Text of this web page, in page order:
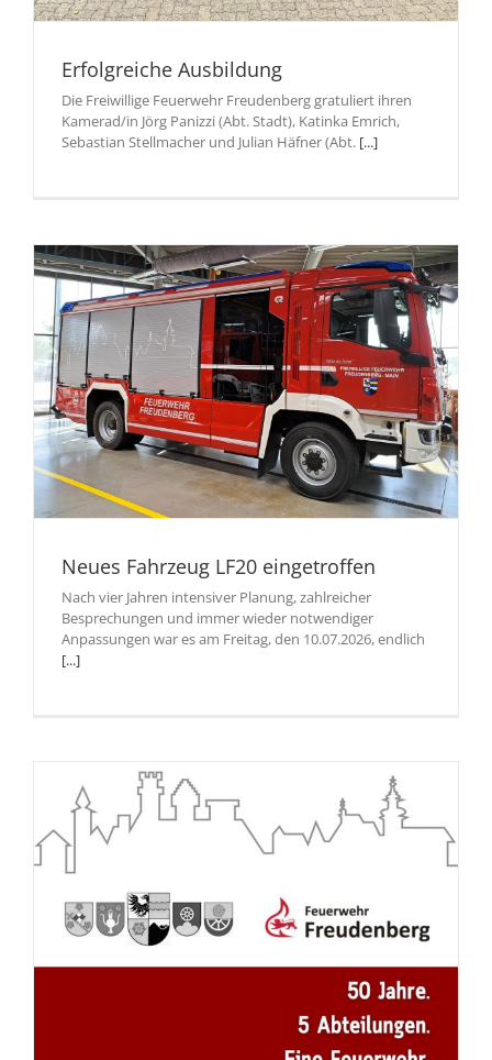
Erfolgreiche Ausbildung
Die Freiwillige Feuerwehr Freudenberg gratuliert ihren
Kamerad/in Jörg Panizzi (Abt. Stadt), Katinka Emrich,
Sebastian Stellmacher und Julian Häfner (Abt.[...]
Neues Fahrzeug LF20 eingetroffen
Nach vier Jahren intensiver Planung, zahlreicher
Besprechungen und immer wieder notwendiger
Anpassungen war es am Freitag, den 10.07.2026, endlich
[...]